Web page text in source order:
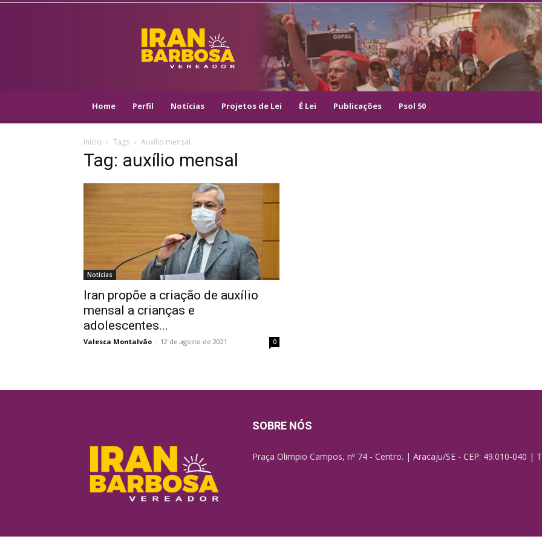
IRAN
BARBOSA
–
VEREADOR
–
Home Perfil Notícias Projetos de Lei É Lei Publicações Psol 50
Início Tags Auxílio mensal
Tag: auxílio mensal
Notícias
Iran propõe a criação de auxílio
mensal a crianças e
adolescentes...
Valesca Montalvão - 12 de agosto de 2021 0
SOBRE NÓS
Praça Olimpio Campos, nº 74 - Centro. | Aracaju/SE - CEP: 49.010-040 |